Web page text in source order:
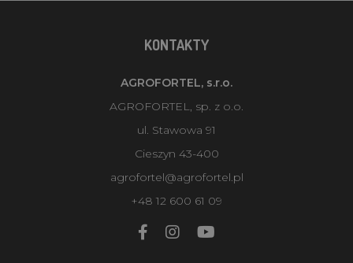
KONTAKTY
AGROFORTEL, s.r.o.
AGROFORTEL, sp. z o.o.
ul. Stawowa 91
Cieszyn 43-400
agrofortel@agrofortel.pl
+48 12 600 61 09